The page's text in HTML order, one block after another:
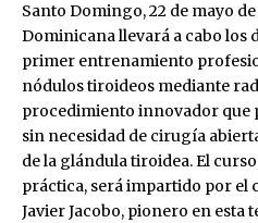
Santo Domingo, 22 de mayo
Dominicana llevará a cabo los
primer entrenamiento
nódulos tiroideos mediante
procedimiento innovador que
sin necesidad de cirugía
de la glándula tiroidea. El
práctica, será impartido por el
Javier Jacobo, pionero en esta